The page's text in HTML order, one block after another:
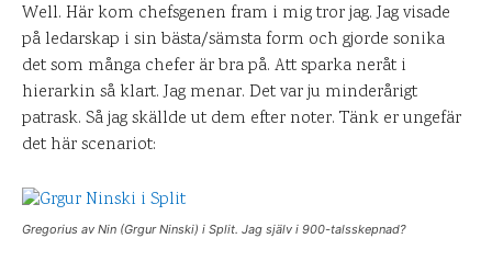
Well. Här kom chefsgenen fram i mig tror jag. Jag visade
på ledarskap i sin bästa/sämsta form och gjorde sonika
det som många chefer är bra på. Att sparka neråt i
hierarkin så klart. Jag menar. Det var ju minderårigt
patrask. Så jag skällde ut dem efter noter. Tänk er ungefär
det här scenariot:
Gregorius av Nin (Grgur Ninski) i Split. Jag själv i 900-talsskepnad?